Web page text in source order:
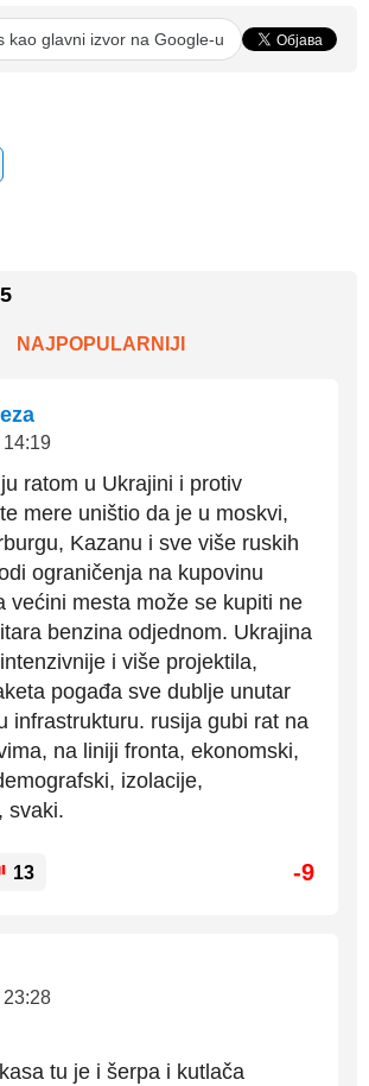
kao glavni izvor na Google-u
5
NAJPOPULARNIJI
14:19
ratom u Ukrajini i protiv
mere uništio da je u moskvi,
Kazanu i sve više ruskih
ograničenja na kupovinu
većini mesta može se kupiti ne
benzina odjednom. Ukrajina
i više projektila,
pogađa sve dublje unutar
infrastrukturu. rusija gubi rat na
na liniji fronta, ekonomski,
izolacije,
svaki.
13 -9
23:28
tu je i šerpa i kutlača